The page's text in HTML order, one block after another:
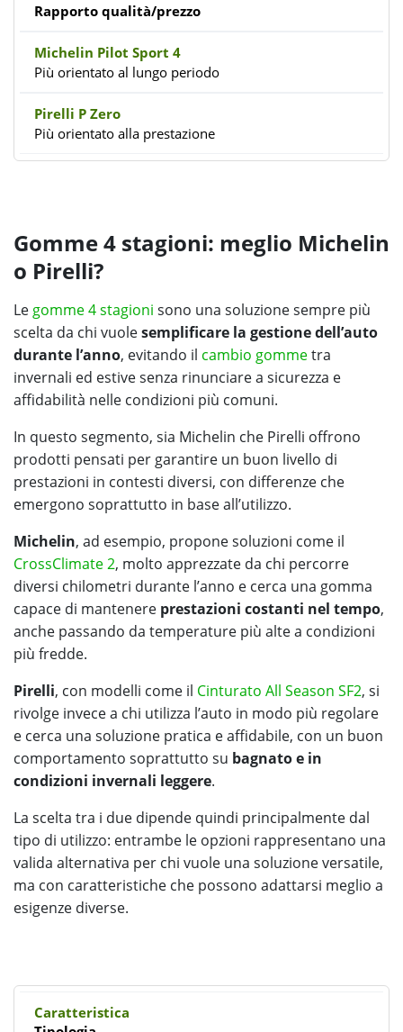
Rapporto qualità/prezzo
Più orientato al lungo periodo
Più orientato alla prestazione
Gomme 4 stagioni: meglio Michelin
o Pirelli?
Le gomme 4 stagioni sono una soluzione sempre più
scelta da chi vuolesemplificare la gestione dell’auto
durante l’anno, evitando il cambio gommetra
invernali ed estive senza rinunciare a sicurezza e
affidabilità nelle condizioni più comuni.
In questo segmento, sia Michelin che Pirelli offrono
prodotti pensati per garantire un buon livello di
prestazioni in contesti diversi, con differenze che
emergono soprattutto in base all’utilizzo.
Michelin, ad esempio, propone soluzioni come il
CrossClimate 2, molto apprezzate da chi percorre
diversi chilometri durante l’anno e cerca una gomma
capace di mantenere prestazioni costanti nel tempo,
anche passando da temperature più alte a condizioni
più fredde.
Pirelli, con modelli come il Cinturato All Season SF2, si
rivolge invece a chi utilizza l’auto in modo più regolare
e cerca una soluzione pratica e affidabile, con un buon
comportamento soprattutto su bagnato e in
condizioni invernali leggere.
La scelta tra i due dipende quindi principalmente dal
tipo di utilizzo: entrambe le opzioni rappresentano una
valida alternativa per chi vuole una soluzione versatile,
ma con caratteristiche che possono adattarsi meglio a
esigenze diverse.